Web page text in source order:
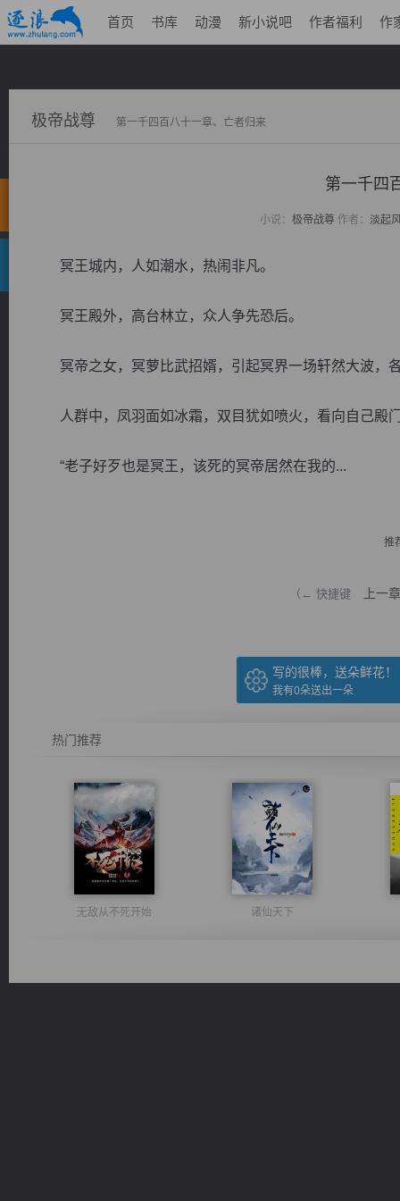
首页 书库 动漫 新小说吧 作者福利 作
极帝战尊 第一千四百八十一章、亡者归来
第一千四
小说： 极帝战尊作者： 淡起
冥王城内，人如潮水，热闹非凡。
冥王殿外，高台林立，众人争先恐后。
冥帝之女，冥萝比武招婿，引起冥界一场轩然大波，
人群中，凤羽面如冰霜，双目犹如喷火，看向自己殿
“老子好歹也是冥王，该死的冥帝居然在我的...
推
（← 快捷键 上一章
写的很棒，送朵鲜花！
我有0朵送出一朵
热门推荐
无敌从不死开始 诸仙天下